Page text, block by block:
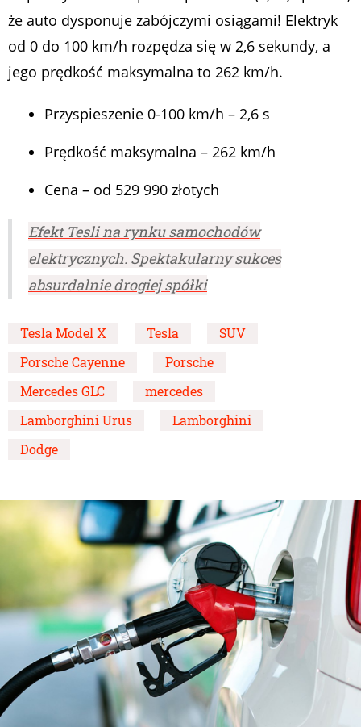
że auto dysponuje zabójczymi osiągami! Elektryk
od 0 do 100 km/h rozpędza się w 2,6 sekundy, a
jego prędkość maksymalna to 262 km/h.
Przyspieszenie 0-100 km/h – 2,6 s
Prędkość maksymalna – 262 km/h
Cena – od 529 990 złotych
Efekt Tesli na rynku samochodów
elektrycznych. Spektakularny sukces
absurdalnie drogiej spółki
Tesla Model X Tesla
SUV
Porsche Cayenne
Porsche
Mercedes GLC
mercedes
Lamborghini Urus
Lamborghini
Dodge